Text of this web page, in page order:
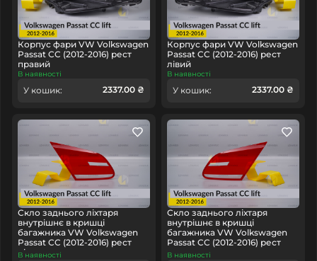
Корпус фари VW Volkswagen
Passat CC (2012-2016) рест
правий
В наявності
У кошик: 2337.00 ₴
Корпус фари VW Volkswagen
Passat CC (2012-2016) рест
лівий
В наявності
У кошик: 2337.00 ₴
Скло заднього ліхтаря
внутрішнє в кришці
багажника VW Volkswagen
Passat CC (2012-2016) рест
ліве
В наявності
Скло заднього ліхтаря
внутрішнє в кришці
багажника VW Volkswagen
Passat CC (2012-2016) рест
праве
В наявності